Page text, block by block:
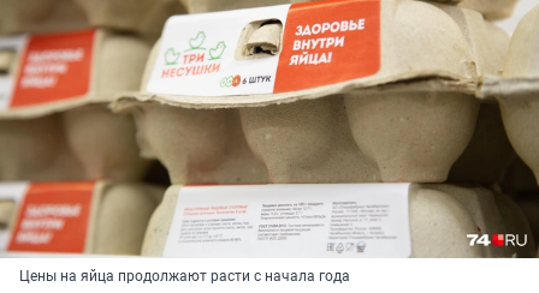
Цены на яйца продолжают расти с начала года